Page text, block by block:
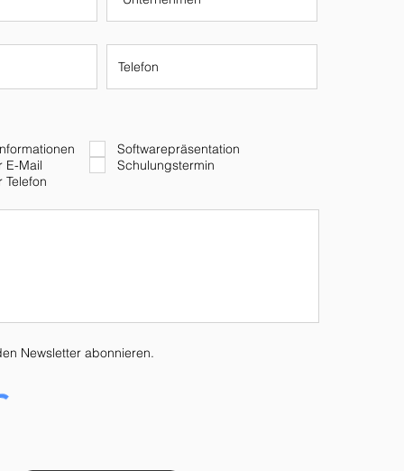
E-Mail
Telefon
Softwarepräsentation
Schulungstermin
Newsletter abonnieren.